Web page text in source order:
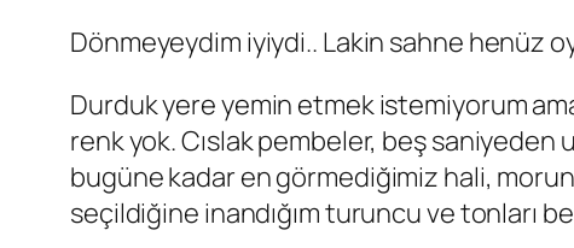
Dönmeyeydim iyiydi.. Lakin sahne henüz
Durduk yere yemin etmek istemiyorum
renk yok. Cıslak pembeler, beş saniyeden
bugüne kadar en görmediğimiz hali,
seçildiğine inandığım turuncu ve tonları